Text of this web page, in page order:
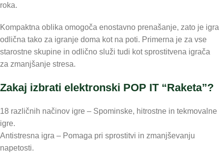
roka.
Kompaktna oblika omogoča enostavno prenašanje, zato je igra
odlična tako za igranje doma kot na poti. Primerna je za vse
starostne skupine in odlično služi tudi kot sprostitvena igrača
za zmanjšanje stresa.
Zakaj izbrati elektronski POP IT “Raketa”?
18 različnih načinov igre – Spominske, hitrostne in tekmovalne
igre.
Antistresna igra – Pomaga pri sprostitvi in zmanjševanju
napetosti.